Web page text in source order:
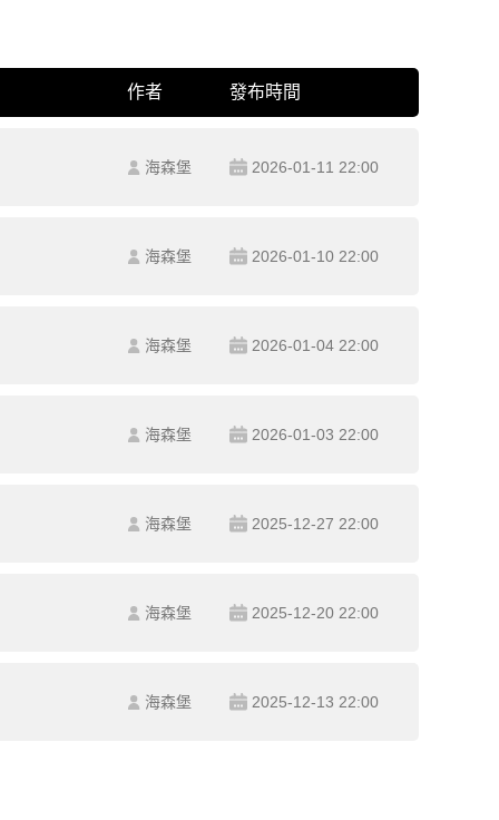
作者 發布時間
海森堡 2026-01-11 22:00
海森堡 2026-01-10 22:00
海森堡 2026-01-04 22:00
海森堡 2026-01-03 22:00
海森堡 2025-12-27 22:00
海森堡 2025-12-20 22:00
海森堡 2025-12-13 22:00